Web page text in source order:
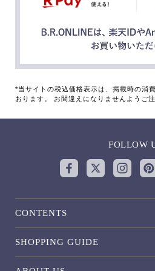
*当サイトの税込価格表示は、掲載時の消
おります。 お間違えになりませんようご注
FOLLOW
CONTENTS
SHOPPING GUIDE